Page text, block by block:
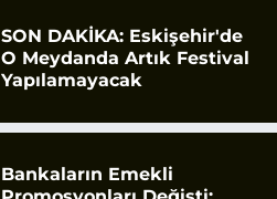
SON DAKİKA: Eskişehir'de
O Meydanda Artık Festival
Yapılamayacak
Bankaların Emekli